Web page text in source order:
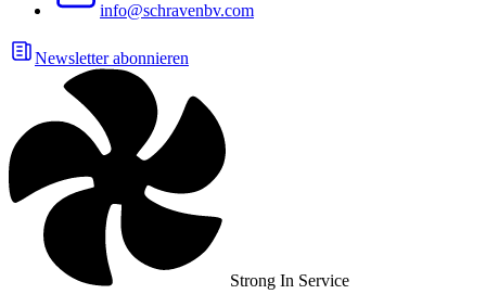
info@schravenbv.com
Newsletter abonnieren
Strong In Service